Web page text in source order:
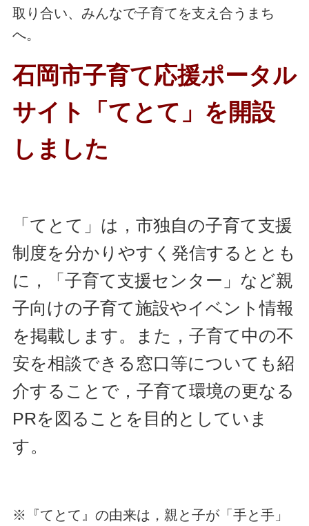
取り合い、みんなで子育てを支え合うまち
へ。
石岡市子育て応援ポータル
サイト「てとて」を開設
しました
「てとて」は，市独自の子育て支援
制度を分かりやすく発信するととも
に，「子育て支援センター」など親
子向けの子育て施設やイベント情報
を掲載します。また，子育て中の不
安を相談できる窓口等についても紹
介することで，子育て環境の更なる
PRを図ることを目的としていま
す。
※『てとて』の由来は，親と子が「手と手」